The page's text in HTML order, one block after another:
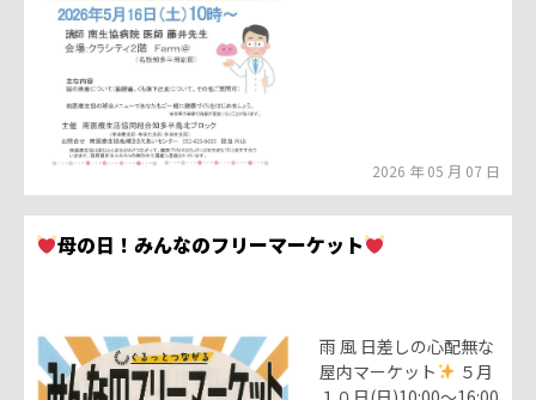
2026 年 05 月 07 日
母の日！みんなのフリーマーケット
雨 風 日差しの心配無な
屋内マーケット
５月